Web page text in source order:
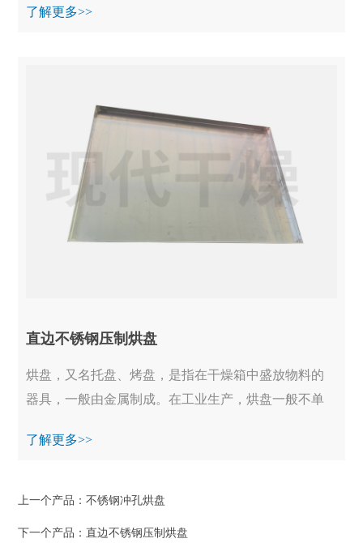
作...
了解更多>>
直边不锈钢压制烘盘
烘盘，又名托盘、烤盘，是指在干燥箱中盛放物料的
器具，一般由金属制成。在工业生产，烘盘一般不单
物...
了解更多>>
上一个产品：不锈钢冲孔烘盘
下一个产品：直边不锈钢压制烘盘